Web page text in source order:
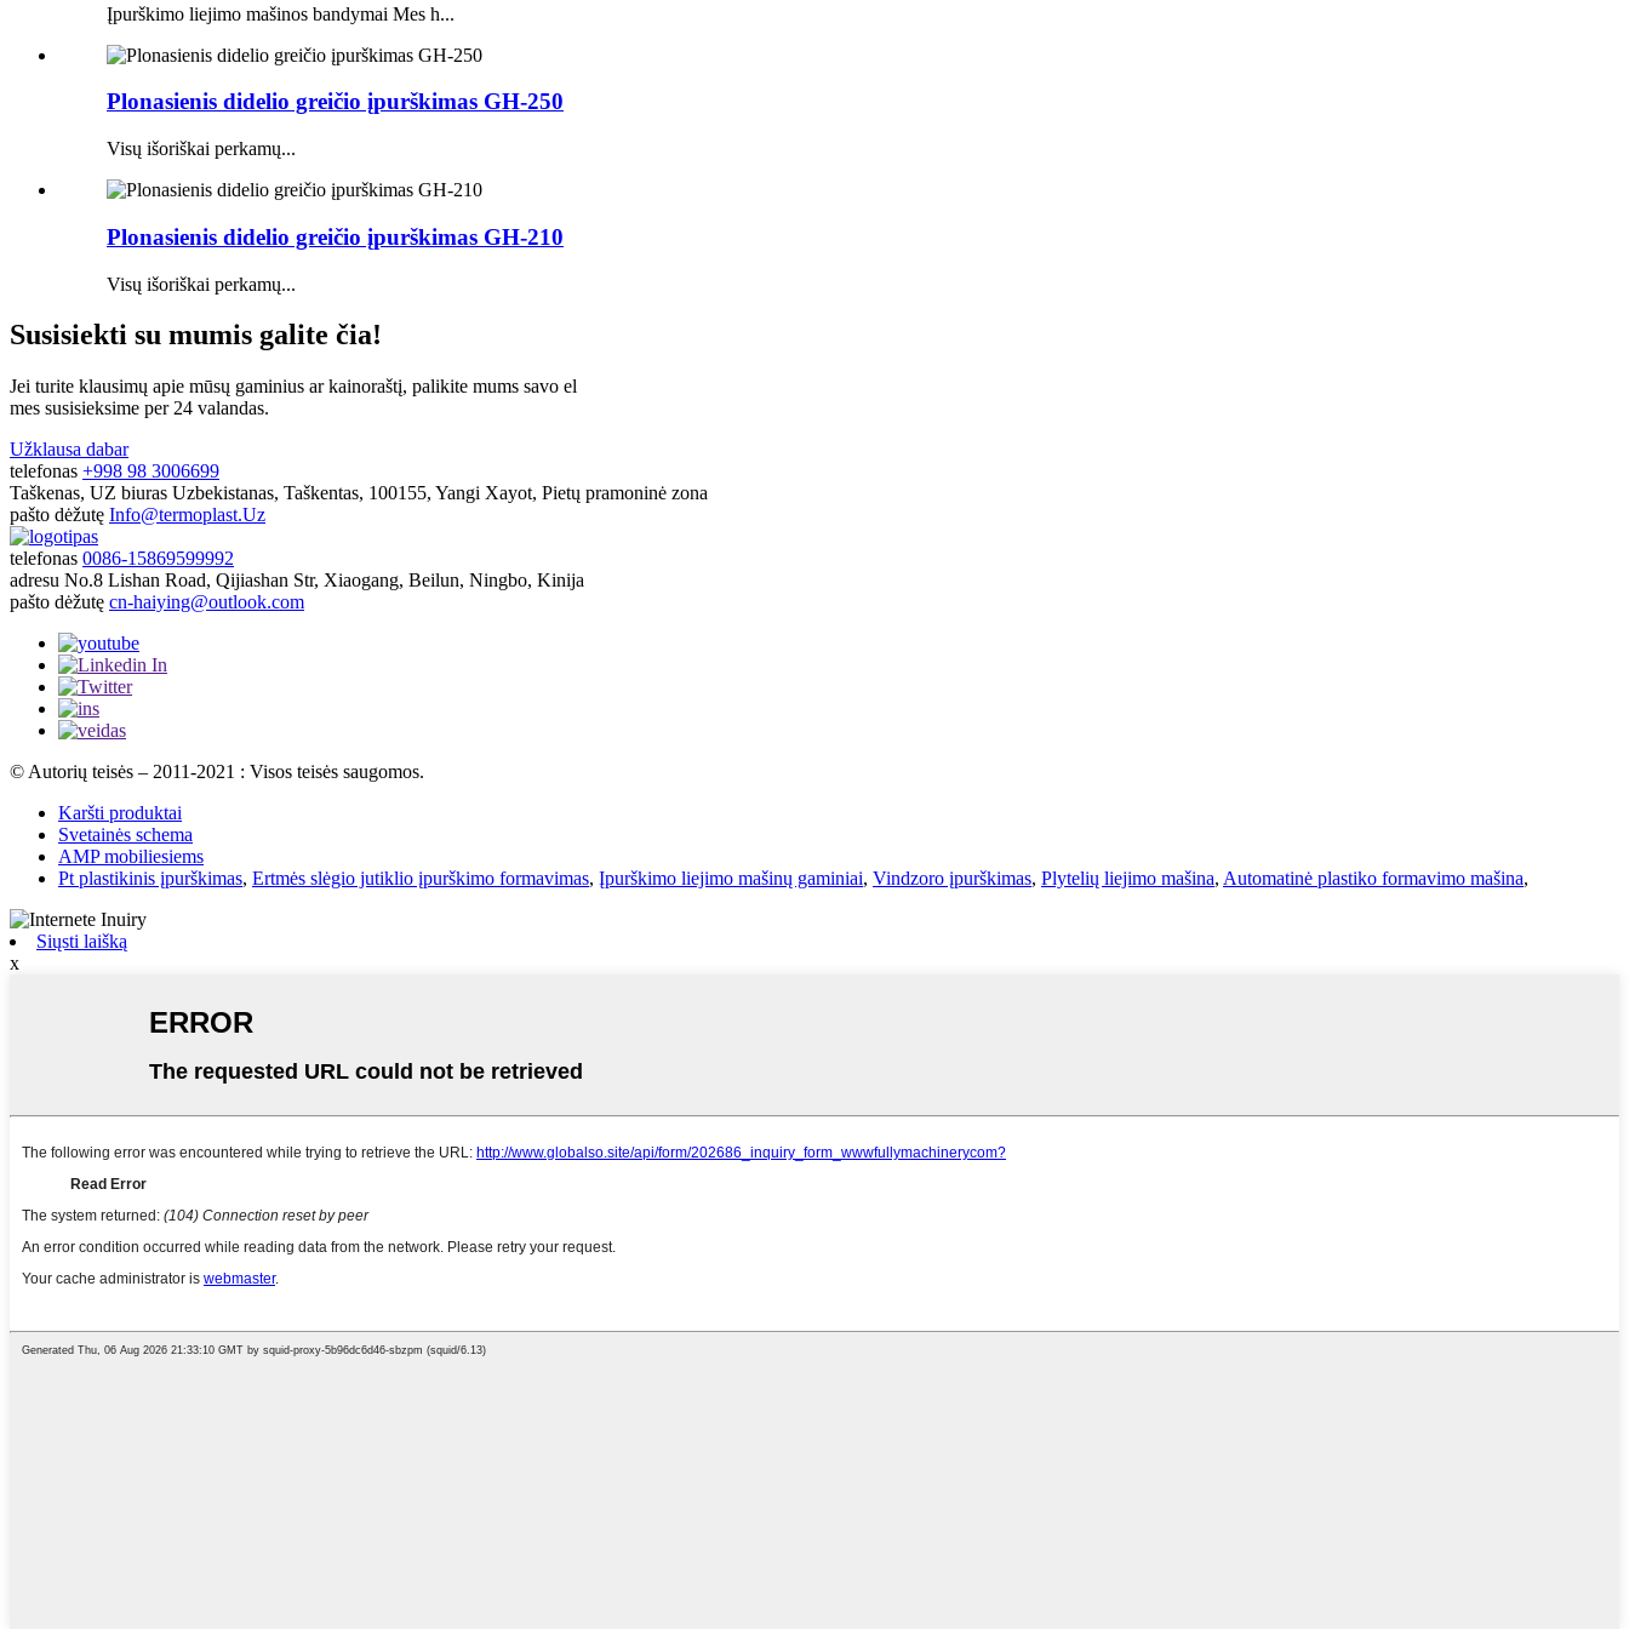
Įpurškimo liejimo mašinos bandymai Mes h...
Plonasienis didelio greičio įpurškimas GH-250
Visų išoriškai perkamų...
Plonasienis didelio greičio įpurškimas GH-210
Visų išoriškai perkamų...
Susisiekti su mumis galite čia!
Jei turite klausimų apie mūsų gaminius ar kainoraštį, palikite mums savo el
mes susisieksime per 24 valandas.
Užklausa dabar
telefonas +998 98 3006699
Taškenas, UZ biuras Uzbekistanas, Taškentas, 100155, Yangi Xayot, Pietų pramoninė zona
pašto dėžutę Info@termoplast.Uz
telefonas 0086-15869599992
adresu No.8 Lishan Road, Qijiashan Str, Xiaogang, Beilun, Ningbo, Kinija
pašto dėžutę cn-haiying@outlook.com
© Autorių teisės – 2011-2021 : Visos teisės saugomos.
Karšti produktai
Svetainės schema
AMP mobiliesiems
Pt plastikinis įpurškimas, Ertmės slėgio jutiklio įpurškimo formavimas, Įpurškimo liejimo mašinų gaminiai, Vindzoro įpurškimas, Plytelių liejimo mašina, Automatinė plastiko formavimo mašina,
Siųsti laišką
x